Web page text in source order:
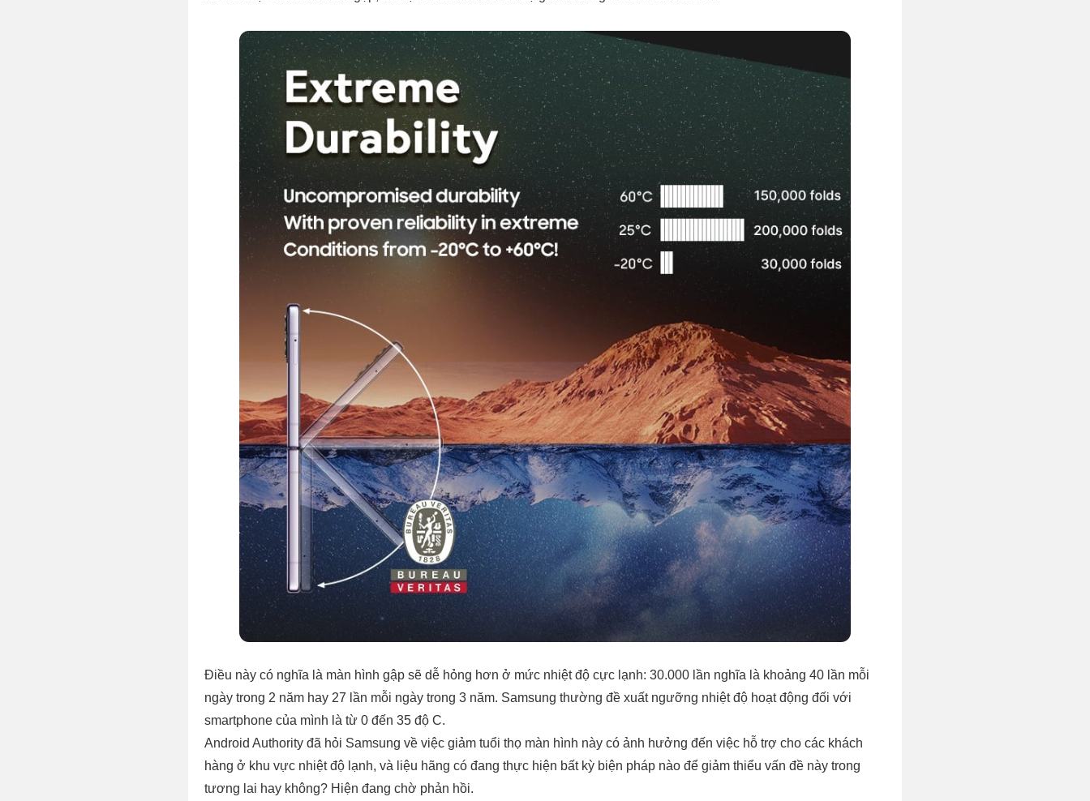
Điều này có nghĩa là màn hình gập sẽ dễ hỏng hơn ở mức nhiệt độ cực lạnh: 30.000 lần nghĩa là khoảng 40 lần mỗi
ngày trong 2 năm hay 27 lần mỗi ngày trong 3 năm. Samsung thường đề xuất ngưỡng nhiệt độ hoạt động đối với
smartphone của mình là từ 0 đến 35 độ C.
Android Authority đã hỏi Samsung về việc giảm tuổi thọ màn hình này có ảnh hưởng đến việc hỗ trợ cho các khách
hàng ở khu vực nhiệt độ lạnh, và liệu hãng có đang thực hiện bất kỳ biện pháp nào để giảm thiểu vấn đề này trong
tương lai hay không? Hiện đang chờ phản hồi.